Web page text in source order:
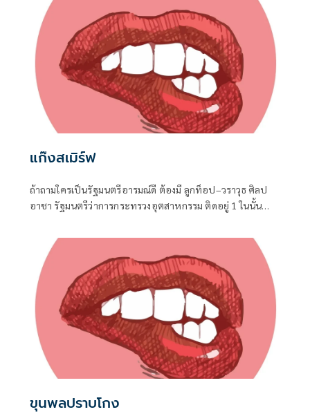
สส.สุพรรณบุรี จากค่ายเดียวกันที่จังหวัดสุพรรณบุรี เมื่อวันที่ 1
สิงหาคมที่ผ่านมา
แก๊งสเมิร์ฟ
ถ้าถามใครเป็นรัฐมนตรีอารมณ์ดี ต้องมี ลูกท็อป–วราวุธ ศิลป
อาชา รัฐมนตรีว่าการกระทรวงอุตสาหกรรม ติดอยู่ 1 ในนั้น
ขุนพลปราบโกง